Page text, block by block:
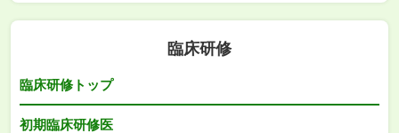
臨床研修
臨床研修トップ
初期臨床研修医